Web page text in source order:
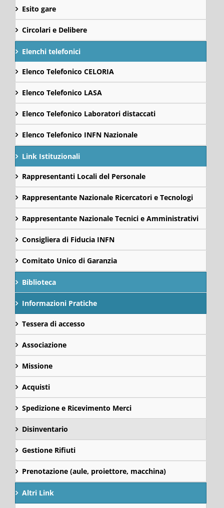
Esito gare
Circolari e Delibere
Elenchi telefonici
Elenco Telefonico CELORIA
Elenco Telefonico LASA
Elenco Telefonico Laboratori distaccati
Elenco Telefonico INFN Nazionale
Link Istituzionali
Rappresentanti Locali del Personale
Rappresentante Nazionale Ricercatori e Tecnologi
Rappresentante Nazionale Tecnici e Amministrativi
Consigliera di Fiducia INFN
Comitato Unico di Garanzia
Biblioteca
Informazioni Pratiche
Tessera di accesso
Associazione
Missione
Acquisti
Spedizione e Ricevimento Merci
Disinventario
Gestione Rifiuti
Prenotazione (aule, proiettore, macchina)
Altri Link